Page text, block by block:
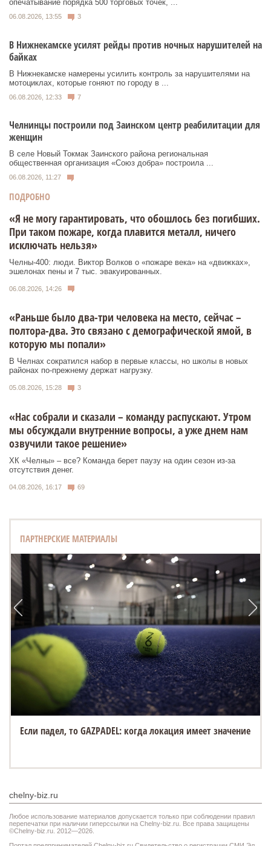
опечатывание порядка 500 торговых точек, ...
06.08.2026, 13:55 3
В Нижнекамске усилят рейды против ночных нарушителей на
байках
В Нижнекамске намерены усилить контроль за нарушителями на
мотоциклах, которые гоняют по городу в ...
06.08.2026, 12:33 7
Челнинцы построили под Заинском центр реабилитации для
женщин
В селе Новый Токмак Заинского района региональная
общественная организация «Союз добра» построила ...
06.08.2026, 11:27
ПОДРОБНО
«Я не могу гарантировать, что обошлось без погибших.
При таком пожаре, когда плавится металл, ничего
исключать нельзя»
Челны-400: люди. Виктор Волков о «пожаре века» на «движках»,
эшелонах пены и 7 тыс. эвакуированных.
06.08.2026, 14:26
«Раньше было два-три человека на место, сейчас –
полтора-два. Это связано с демографической ямой, в
которую мы попали»
В Челнах сократился набор в первые классы, но школы в новых
районах по-прежнему держат нагрузку.
05.08.2026, 15:28 3
«Нас собрали и сказали – команду распускают. Утром
мы обсуждали внутренние вопросы, а уже днем нам
озвучили такое решение»
ХК «Челны» – все? Команда берет паузу на один сезон из-за
отсутствия денег.
04.08.2026, 16:17 69
ПАРТНЕРСКИЕ МАТЕРИАЛЫ
Если падел, то GAZPADEL: когда локация имеет значение
chelny-biz.ru
Любое использование материалов допускается только при соблюдении правил
перепечатки при наличии гиперссылки на Chelny-biz.ru. Все права защищены
©Chelny-biz.ru. 2012—2026.